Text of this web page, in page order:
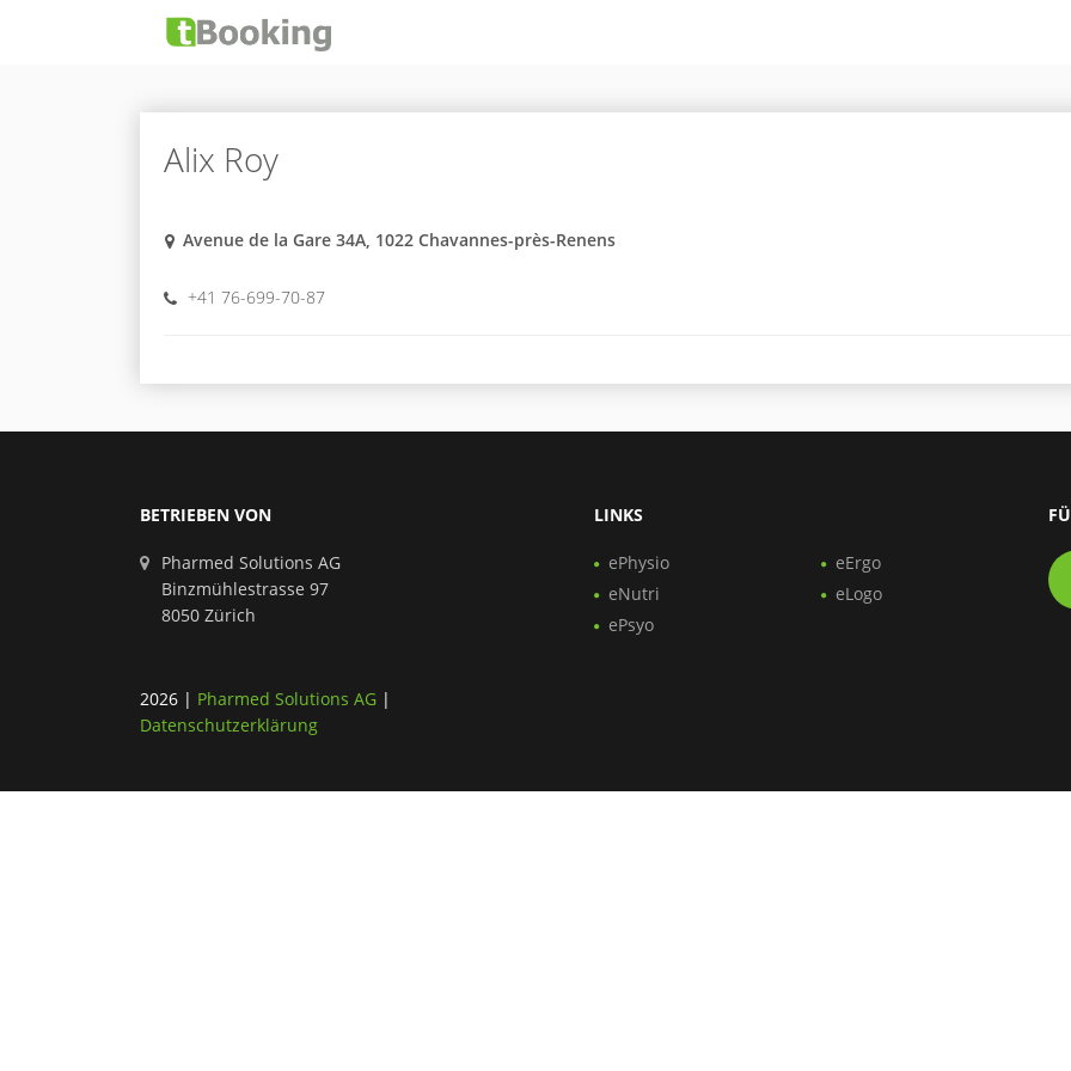
Alix Roy
Avenue de la Gare 34A, 1022 Chavannes-près-Renens
+41 76-699-70-87
BETRIEBEN VON
Pharmed Solutions AG
Binzmühlestrasse 97
8050 Zürich
LINKS
ePhysio
eNutri
ePsyo
eErgo
eLogo
2026 | Pharmed Solutions AG |
Datenschutzerklärung